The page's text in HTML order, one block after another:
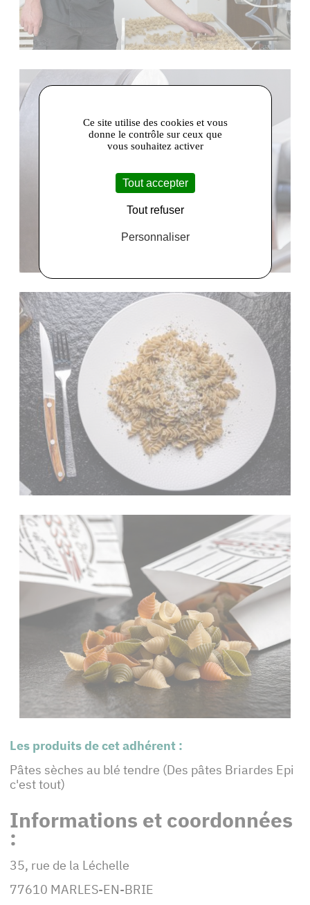
Les produits de cet adhérent :
Pâtes sèches au blé tendre (Des pâtes Briardes Epi
c'est tout)
Informations et coordonnées
:
35, rue de la Léchelle
77610 MARLES-EN-BRIE
Ce site utilise des cookies et vous
donne le contrôle sur ceux que
vous souhaitez activer
Tout accepter
Tout refuser
Personnaliser